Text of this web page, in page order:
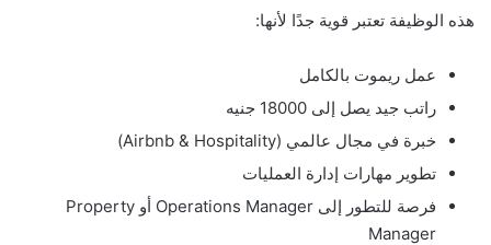
هذه الوظيفة تعتبر قوية جدًا لأنها:
عمل ريموت بالكامل
راتب جيد يصل إلى 18000 جنيه
خبرة في مجال عالمي (Airbnb & Hospitality)
تطوير مهارات إدارة العمليات
فرصة للتطور إلى Operations Manager أو Property
Manager